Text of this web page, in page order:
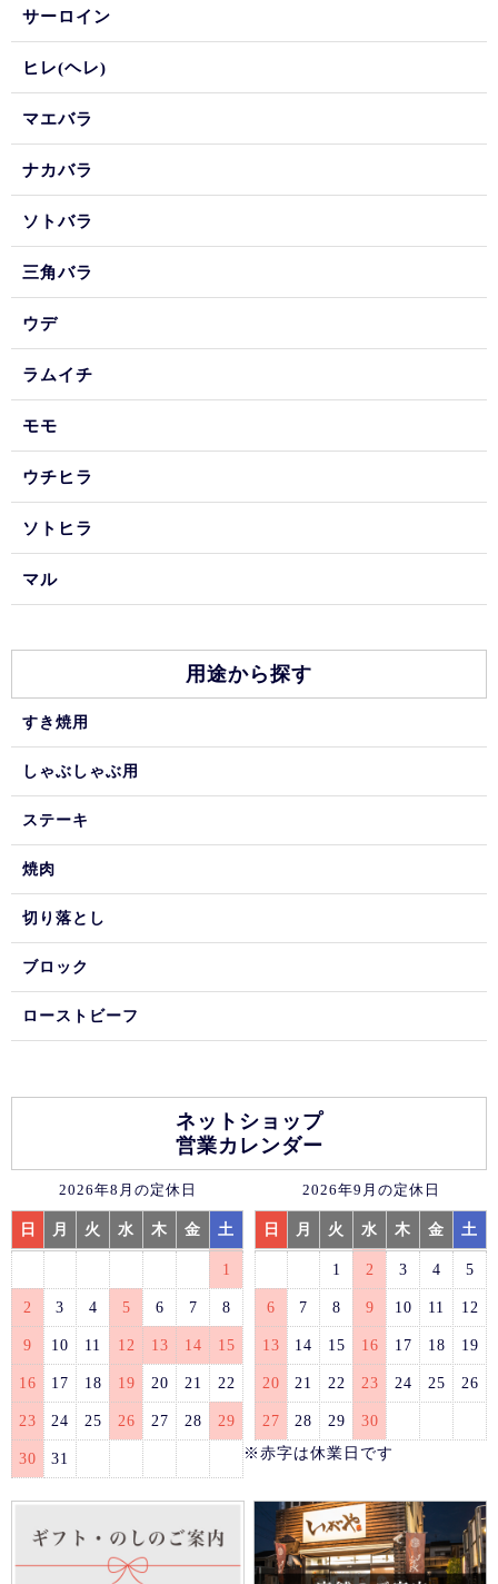
サーロイン
ヒレ(ヘレ)
マエバラ
ナカバラ
ソトバラ
三角バラ
ウデ
ラムイチ
モモ
ウチヒラ
ソトヒラ
マル
用途から探す
すき焼用
しゃぶしゃぶ用
ステーキ
焼肉
切り落とし
ブロック
ローストビーフ
ネットショップ
営業カレンダー
2026年8月の定休日
日 月 火 水 木 金 土
1
2 3 4 5 6 7 8
9 10 11 12 13 14 15
16 17 18 19 20 21 22
23 24 25 26 27 28 29
30 31
2026年9月の定休日
日 月 火 水 木 金 土
1 2 3 4 5
6 7 8 9 10 11 12
13 14 15 16 17 18 19
20 21 22 23 24 25 26
27 28 29
30
※赤字は休業日です